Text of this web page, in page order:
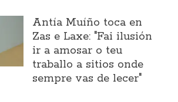
Antía Muíño toca en
Zas e Laxe: "Fai ilusión
ir a amosar o teu
traballo a sitios onde
sempre vas de lecer"